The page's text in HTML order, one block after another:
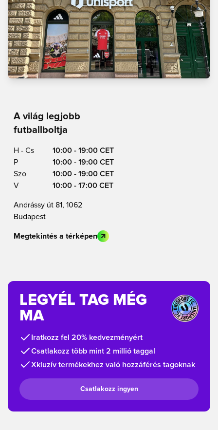
A világ legjobb
futballboltja
H - Cs
10:00 - 19:00 CET
P
10:00 - 19:00 CET
Szo
10:00 - 19:00 CET
V
10:00 - 17:00 CET
Andrássy út 81, 1062
Budapest
Megtekintés a térképen
LEGYÉL TAG MÉG
MA
Iratkozz fel 20% kedvezményért
Csatlakozz több mint 2 millió taggal
Xkluzív termékekhez való hozzáférés tagoknak
Csatlakozz ingyen